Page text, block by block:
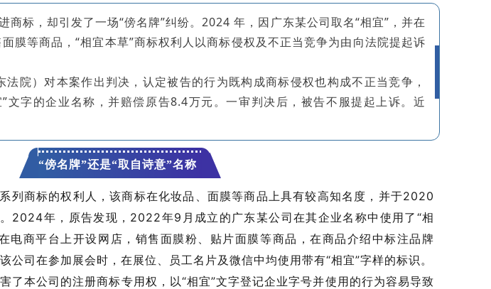
商标，却引发了一场“傍名牌”纠纷。2024 年，因广东某公司取名“相宜”，并在
膜等商品，“相宜本草”商标权利人以商标侵权及不正当竞争为由向法院提起诉
院）对本案作出判决，认定被告的行为既构成商标侵权也构成不正当竞争，
文字的企业名称，并赔偿原告8.4万元。一审判决后，被告不服提起上诉。近
“傍名牌”还是“取自诗意”名称
列商标的权利人，该商标在化妆品、面膜等商品上具有较高知名度，并于2020
。2024年，原告发现，2022年9月成立的广东某公司在其企业名称中使用了“相
电商平台上开设网店，销售面膜粉、贴片面膜等商品，在商品介绍中标注品牌
公司在参加展会时，在展位、员工名片及微信中均使用带有“相宜”字样的标识。
了本公司的注册商标专用权，以“相宜”文字登记企业字号并使用的行为容易导致